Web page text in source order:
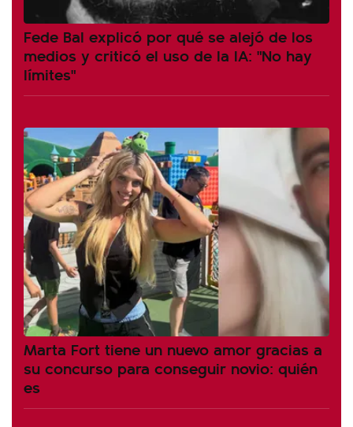
Fede Bal explicó por qué se alejó de los
medios y criticó el uso de la IA: "No hay
límites"
Marta Fort tiene un nuevo amor gracias a
su concurso para conseguir novio: quién
es